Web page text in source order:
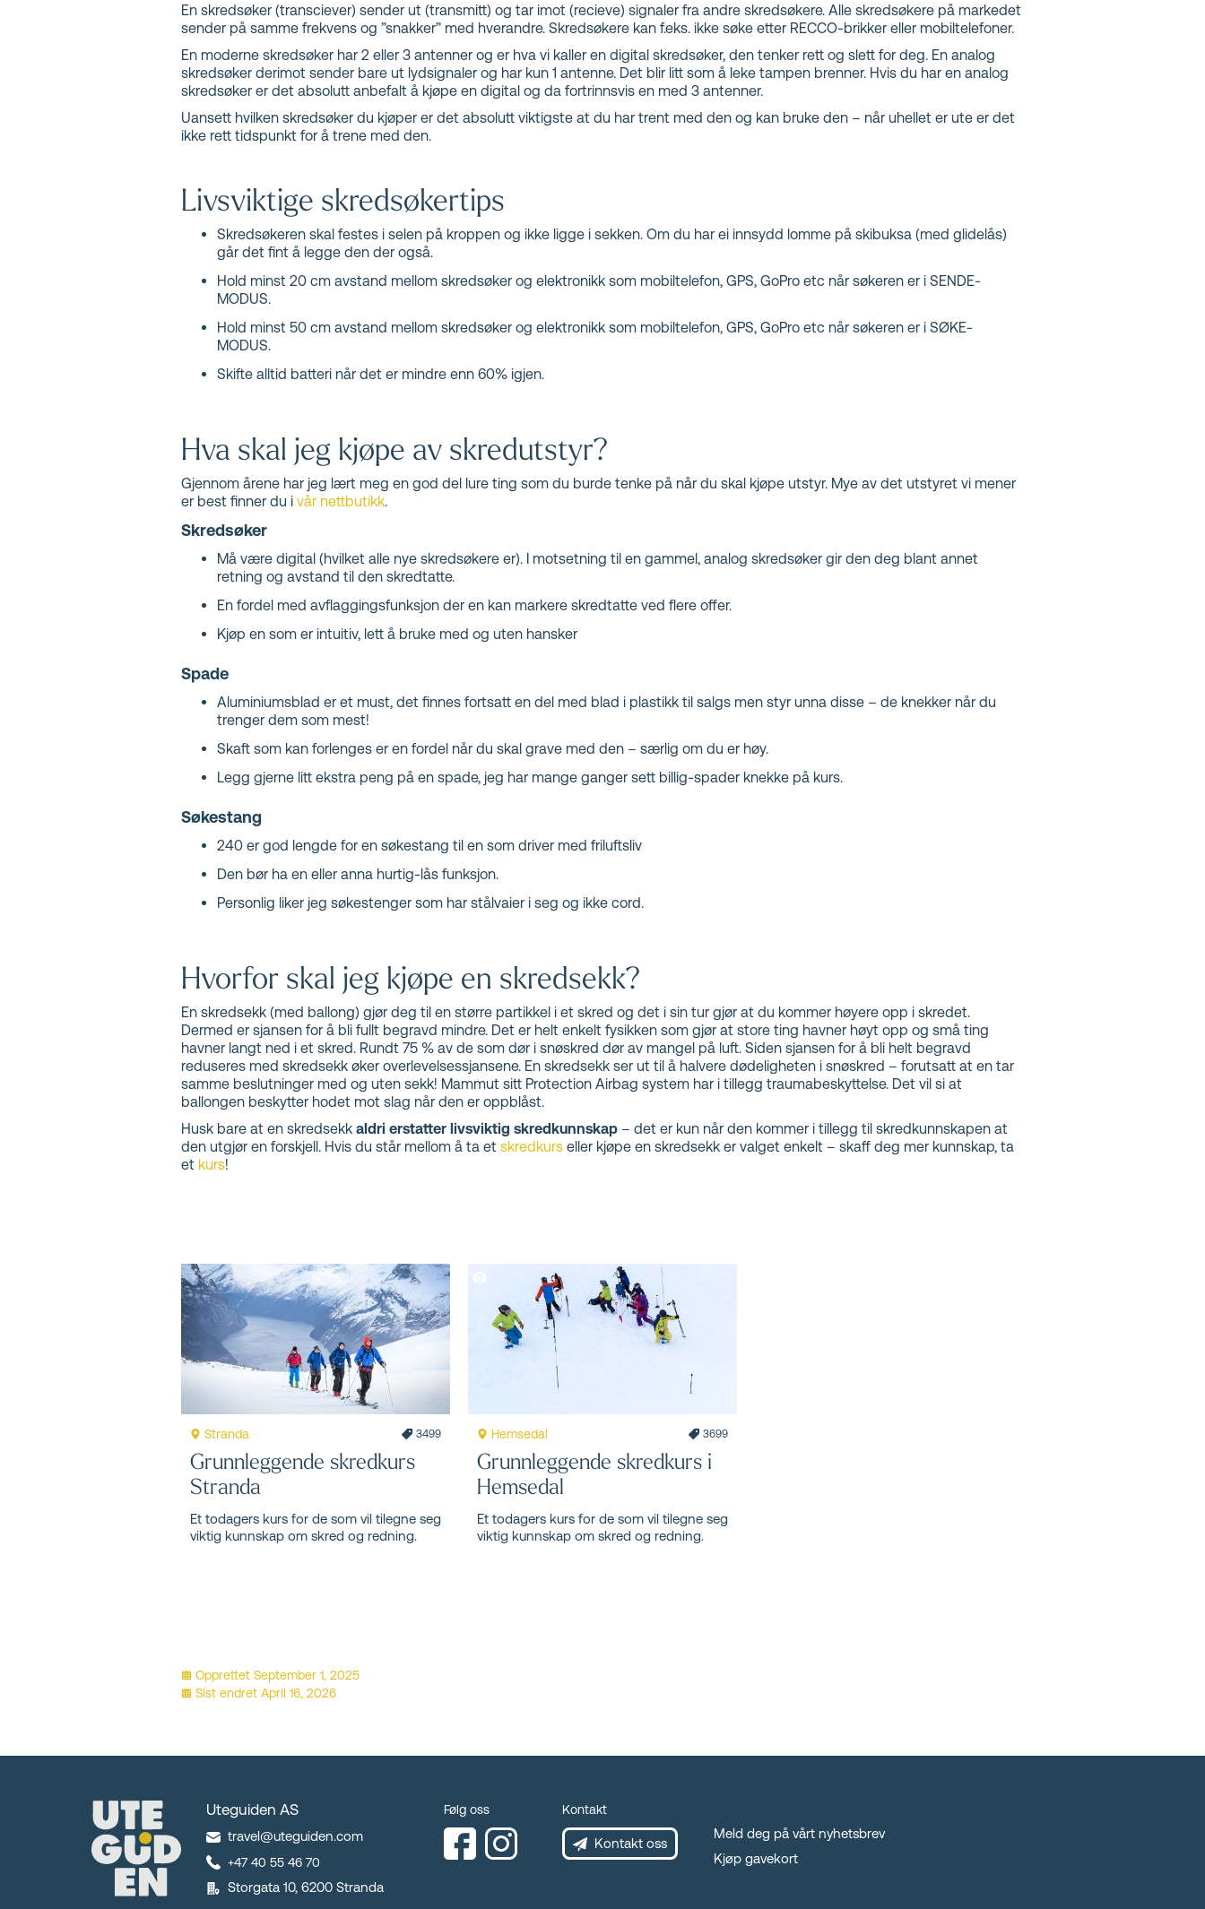
En skredsøker (transciever) sender ut (transmitt) og tar imot (recieve) signaler fra andre skredsøkere. Alle skredsøkere på markedet
sender på samme frekvens og ”snakker” med hverandre. Skredsøkere kan f.eks. ikke søke etter RECCO-brikker eller mobiltelefoner.
En moderne skredsøker har 2 eller 3 antenner og er hva vi kaller en digital skredsøker, den tenker rett og slett for deg. En analog
skredsøker derimot sender bare ut lydsignaler og har kun 1 antenne. Det blir litt som å leke tampen brenner. Hvis du har en analog
skredsøker er det absolutt anbefalt å kjøpe en digital og da fortrinnsvis en med 3 antenner.
Uansett hvilken skredsøker du kjøper er det absolutt viktigste at du har trent med den og kan bruke den – når uhellet er ute er det
ikke rett tidspunkt for å trene med den.
Livsviktige skredsøkertips
Skredsøkeren skal festes i selen på kroppen og ikke ligge i sekken. Om du har ei innsydd lomme på skibuksa (med glidelås)
går det fint å legge den der også.
Hold minst 20 cm avstand mellom skredsøker og elektronikk som mobiltelefon, GPS, GoPro etc når søkeren er i SENDE-
MODUS.
Hold minst 50 cm avstand mellom skredsøker og elektronikk som mobiltelefon, GPS, GoPro etc når søkeren er i SØKE-
MODUS.
Skifte alltid batteri når det er mindre enn 60% igjen.
Hva skal jeg kjøpe av skredutstyr?
Gjennom årene har jeg lært meg en god del lure ting som du burde tenke på når du skal kjøpe utstyr. Mye av det utstyret vi mener
er best finner du i vår nettbutikk.
Skredsøker
Må være digital (hvilket alle nye skredsøkere er). I motsetning til en gammel, analog skredsøker gir den deg blant annet
retning og avstand til den skredtatte.
En fordel med avflaggingsfunksjon der en kan markere skredtatte ved flere offer.
Kjøp en som er intuitiv, lett å bruke med og uten hansker
Spade
Aluminiumsblad er et must, det finnes fortsatt en del med blad i plastikk til salgs men styr unna disse – de knekker når du
trenger dem som mest!
Skaft som kan forlenges er en fordel når du skal grave med den – særlig om du er høy.
Legg gjerne litt ekstra peng på en spade, jeg har mange ganger sett billig-spader knekke på kurs.
Søkestang
240 er god lengde for en søkestang til en som driver med friluftsliv
Den bør ha en eller anna hurtig-lås funksjon.
Personlig liker jeg søkestenger som har stålvaier i seg og ikke cord.
Hvorfor skal jeg kjøpe en skredsekk?
En skredsekk (med ballong) gjør deg til en større partikkel i et skred og det i sin tur gjør at du kommer høyere opp i skredet.
Dermed er sjansen for å bli fullt begravd mindre. Det er helt enkelt fysikken som gjør at store ting havner høyt opp og små ting
havner langt ned i et skred. Rundt 75 % av de som dør i snøskred dør av mangel på luft. Siden sjansen for å bli helt begravd
reduseres med skredsekk øker overlevelsessjansene. En skredsekk ser ut til å halvere dødeligheten i snøskred – forutsatt at en tar
samme beslutninger med og uten sekk! Mammut sitt Protection Airbag system har i tillegg traumabeskyttelse. Det vil si at
ballongen beskytter hodet mot slag når den er oppblåst.
Husk bare at en skredsekk aldri erstatter livsviktig skredkunnskap – det er kun når den kommer i tillegg til skredkunnskapen at
den utgjør en forskjell. Hvis du står mellom å ta et skredkurs eller kjøpe en skredsekk er valget enkelt – skaff deg mer kunnskap, ta
et kurs!
Stranda 3499
Grunnleggende skredkurs
Stranda
Et todagers kurs for de som vil tilegne seg
viktig kunnskap om skred og redning.
Hemsedal 3699
Grunnleggende skredkurs i
Hemsedal
Et todagers kurs for de som vil tilegne seg
viktig kunnskap om skred og redning.
Opprettet September 1, 2025
Sist endret April 16, 2026
Uteguiden AS
travel@uteguiden.com
+47 40 55 46 70
Storgata 10, 6200 Stranda
Følg oss Kontakt
Kontakt oss
Meld deg på vårt nyhetsbrev
Kjøp gavekort